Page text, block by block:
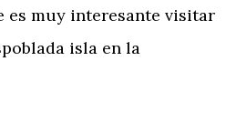
es muy interesante visitar
isla en la